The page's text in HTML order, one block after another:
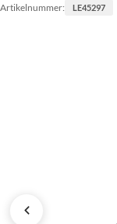
Artikelnummer: LE45297